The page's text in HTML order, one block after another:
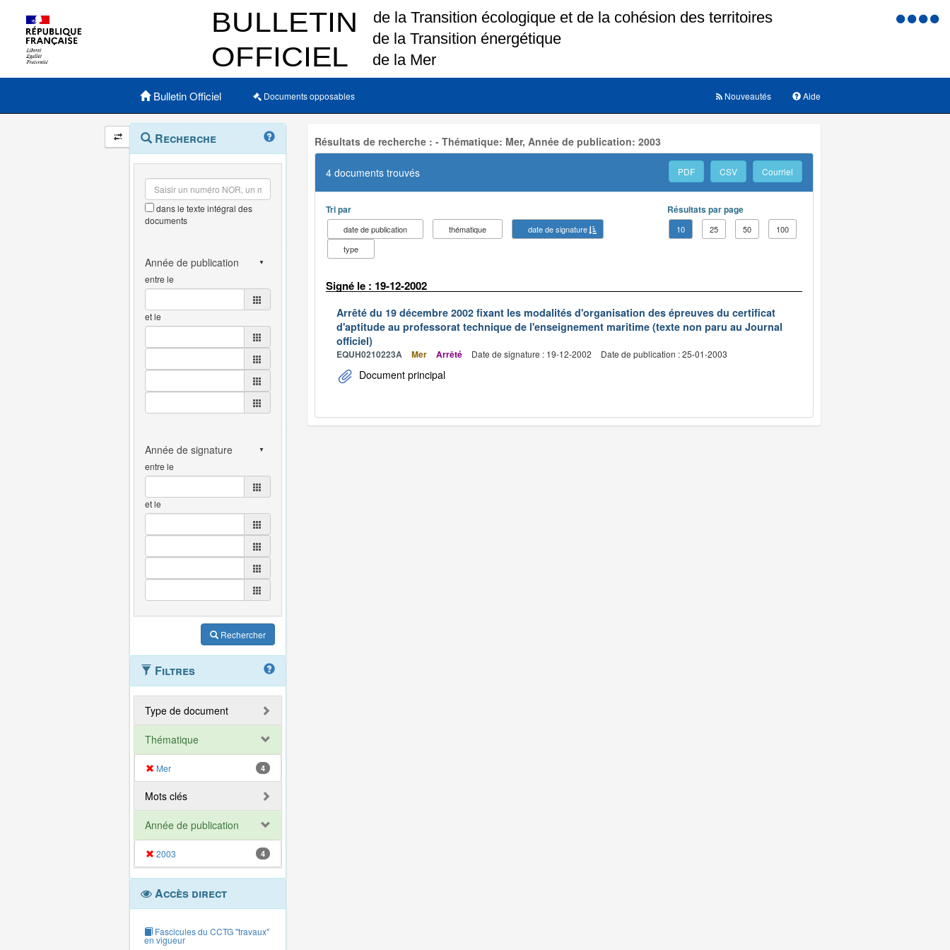
Menu
Menu principal
Bulletin Officiel Documents opposables Aide
Nouveautés
Navigation
et
outils
annexes
Menu
contextuel
Recherche
dans le texte intégral des
documents
entre le
et le
entre le
et le
Rechercher
Filtres
Type de document
Thématique
Mer 4
Mots clés
Année de publication
2003 4
Accès direct
Fascicules du CCTG "travaux"
en vigueur
Résultats de recherche : - Thématique: Mer, Année de publication: 2003
4 documents trouvés PDF CSV Courriel
Tri par
date de publication thématique
date de signature
type
Résultats par page
10 25 50 100
Signé le : 19-12-2002
Arrêté du 19 décembre 2002 fixant les modalités d'organisation des épreuves du certificat
d'aptitude au professorat technique de l'enseignement maritime (texte non paru au Journal
officiel)
EQUH0210223A Mer Arrêté Date de signature : 19-12-2002 Date de publication : 25-01-2003
Document principal